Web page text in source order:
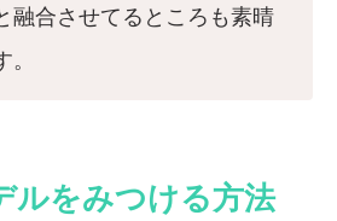
融合させてるところも素晴
ルをみつける方法